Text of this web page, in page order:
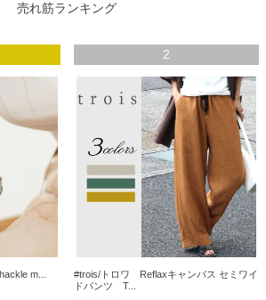
売れ筋ランキング
m...
2
#trois/トロワ Reflaxキャンバス セミワイ
ドパンツ T...